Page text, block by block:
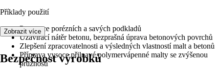
Příklady použití
Penetrace porézních a savých podkladů
Uzavírací nátěr betonu, bezprašná úprava betonových povrchů
Zlepšení zpracovatelnosti a výsledných vlastností malt a betonů
Příprava vysoce přilnavé polymervápenné malty se zvýšenou
pružností
Zobrazit více
Bezpečnost výrobků